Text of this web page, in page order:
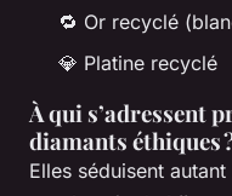
🔁 Or recyclé
💎 Platine recyclé
À qui s’adressent
diamants éthiques
Elles séduisent autant